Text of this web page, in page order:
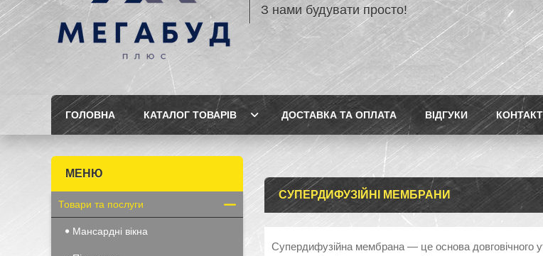
З нами будувати просто!
ГОЛОВНА КАТАЛОГ ТОВАРІВ ДОСТАВКА ТА ОПЛАТА ВІДГУКИ
СУПЕРДИФУЗІЙНІ МЕМБРАНИ
Супердифузійна мембрана — це основа довговічного
Товари та послуги
Мансардні вікна